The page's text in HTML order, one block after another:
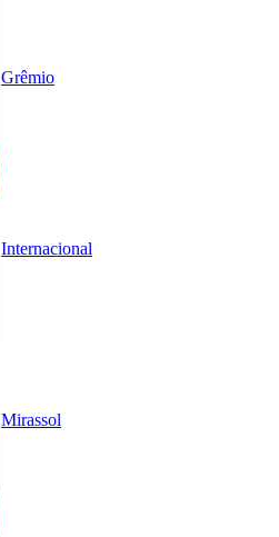
Grêmio
Internacional
Mirassol